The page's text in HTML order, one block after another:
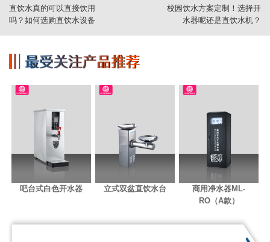
直饮水真的可以直接饮用
吗？如何选购直饮水设备
校园饮水方案定制！选择开
水器呢还是直饮水机？
吧台式白色开水器 立式双盆直饮水台
商用净水器ML-
RO（A款）